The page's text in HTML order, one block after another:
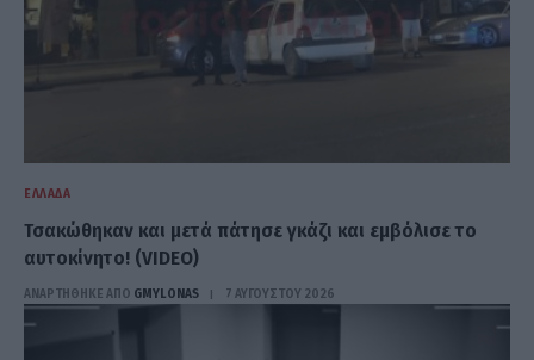
ΕΛΛΆΔΑ
Τσακώθηκαν και μετά πάτησε γκάζι και εμβόλισε το
αυτοκίνητο! (VIDEO)
ΑΝΑΡΤΗΘΗΚΕ ΑΠΟ GMYLONAS 7 ΑΥΓΟΎΣΤΟΥ 2026